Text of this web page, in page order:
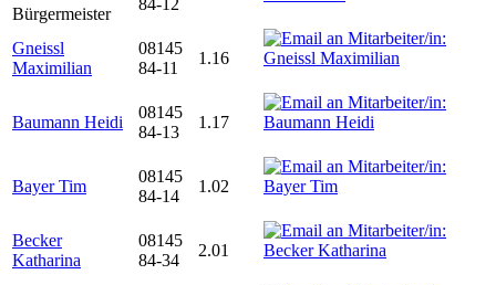
Bürgermeister
84-12
Gneissl
Maximilian
08145
84-11
1.16
Baumann Heidi
08145
84-13
1.17
Bayer Tim
08145
84-14
1.02
Becker
Katharina
08145
84-34
2.01